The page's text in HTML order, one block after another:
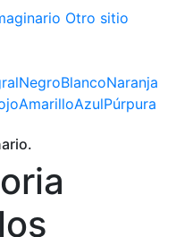
Otro sitio
NegroBlancoNaranja
AmarilloAzulPúrpura